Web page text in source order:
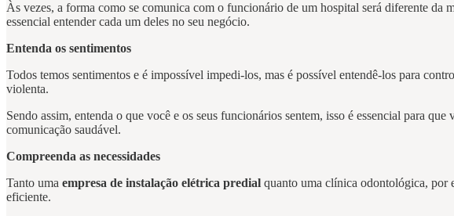
Às vezes, a forma como se comunica com o funcionário de um hospital será diferente da
essencial entender cada um deles no seu negócio.
Entenda os sentimentos
Todos temos sentimentos e é impossível impedi-los, mas é possível entendê-los para
violenta.
Sendo assim, entenda o que você e os seus funcionários sentem, isso é essencial para
comunicação saudável.
Compreenda as necessidades
Tanto uma empresa de instalação elétrica predial quanto uma clínica odontológica, por
eficiente.